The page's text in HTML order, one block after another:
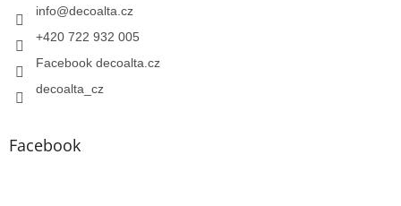
info@decoalta.cz
+420 722 932 005
Facebook decoalta.cz
decoalta_cz
Facebook